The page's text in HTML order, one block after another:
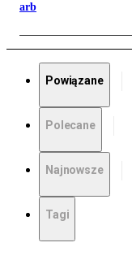
arb
Powiązane
Polecane
Najnowsze
Tagi